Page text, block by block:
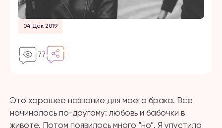
04 Дек 2019
77
Это хорошее название для моего брака. Все
начиналось по-другому: любовь и бабочки в
животе. Потом появилось много “но”. Я упустила